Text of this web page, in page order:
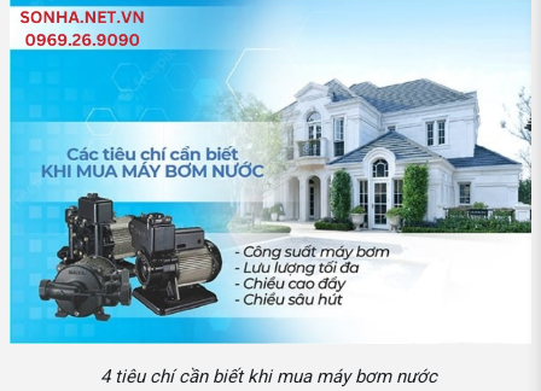
4 tiêu chí cần biết khi mua máy bơm nước